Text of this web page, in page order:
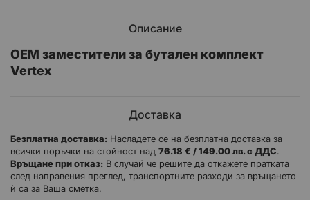
Описание
OEM заместители за бутален комплект
Vertex
Доставка
Безплатна доставка: Насладете се на безплатна доставка за
всички поръчки на стойност над 76.18 € / 149.00 лв. с ДДС.
Връщане при отказ: В случай че решите да откажете пратката
след направения преглед, транспортните разходи за връщането
ѝ са за Ваша сметка.